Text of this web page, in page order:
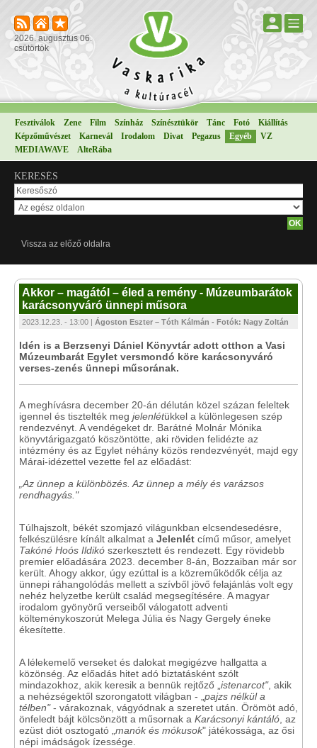
2026. augusztus 06.
csütörtök
Fesztiválok Zene Film Színház Színésztükör Tánc Fotó
Kiállítás
Képzőművészet
Karnevál Irodalom Divat Pegazus Egyéb
VZ
MEDIAWAVE
AlteRába
KERESÉS
Vissza az előző oldalra
Akkor – magától – éled a remény - Múzeumbarátok
karácsonyváró ünnepi műsora
2023.12.23. - 13:00 | Ágoston Eszter – Tóth Kálmán - Fotók: Nagy Zoltán
Idén is a Berzsenyi Dániel Könyvtár adott otthon a Vasi
Múzeumbarát Egylet versmondó köre karácsonyváró
verses-zenés ünnepi műsorának.
A meghívásra december 20-án délután közel százan feleltek
igennel és tisztelték meg jelenlétükkel a különlegesen szép
rendezvényt. A vendégeket dr. Barátné Molnár Mónika
könyvtárigazgató köszöntötte, aki röviden felidézte az
intézmény és az Egylet néhány közös rendezvényét, majd egy
Márai-idézettel vezette fel az előadást:
„Az ünnep a különbözés. Az ünnep a mély és varázsos
rendhagyás."
Túlhajszolt, békét szomjazó világunkban elcsendesedésre,
felkészülésre kínált alkalmat a Jelenlét című műsor, amelyet
Takóné Hoós Ildikó szerkesztett és rendezett. Egy rövidebb
premier előadására 2023. december 8-án, Bozzaiban már sor
került. Ahogy akkor, úgy ezúttal is a közreműködők célja az
ünnepi ráhangolódás mellett a szívből jövő felajánlás volt egy
nehéz helyzetbe került család megsegítésére. A magyar
irodalom gyönyörű verseiből válogatott adventi
költeménykoszorút Melega Júlia és Nagy Gergely éneke
ékesítette.
A lélekemelő verseket és dalokat megigézve hallgatta a
közönség. Az előadás hitet adó biztatásként szólt
mindazokhoz, akik keresik a bennük rejtőző „ istenarcot", akik
a nehézségektől szorongatott világban - „ pajzs nélkül a
télben"- várakoznak, vágyódnak a szeretet után. Örömöt adó,
önfeledt bájt kölcsönzött a műsornak a Karácsonyi kántáló , az
ezüst diót osztogató „ manók és mókusok" játékossága, az ősi
népi imádságok ízessége.